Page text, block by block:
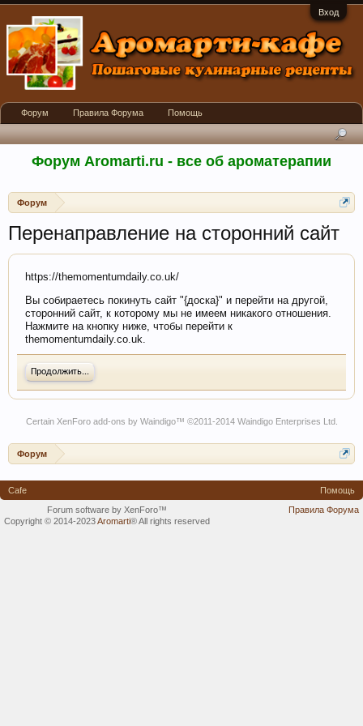
Вход
Форум Aromarti.ru - все об ароматерапии
Форум
Перенаправление на сторонний сайт
https://themomentumdaily.co.uk/
Вы собираетесь покинуть сайт "{доска}" и перейти на другой,
сторонний сайт, к которому мы не имеем никакого отношения.
Нажмите на кнопку ниже, чтобы перейти к
themomentumdaily.co.uk.
Продолжить...
Certain XenForo add-ons by Waindigo™ ©2011-2014 Waindigo Enterprises Ltd.
Форум
Форум Правила Форума Помощь
Cafe
Помощь
Правила Форума
Forum software by XenForo™
Copyright © 2014-2023Aromarti®All rights reserved